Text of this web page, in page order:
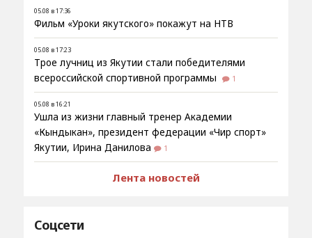
05.08 в 17:36
Фильм «Уроки якутского» покажут на НТВ
05.08 в 17:23
Трое лучниц из Якутии стали победителями
всероссийской спортивной программы
1
05.08 в 16:21
Ушла из жизни главный тренер Академии
«Кындыкан», президент федерации «Чир спорт»
Якутии, Ирина Данилова
1
Лента новостей
Соцсети